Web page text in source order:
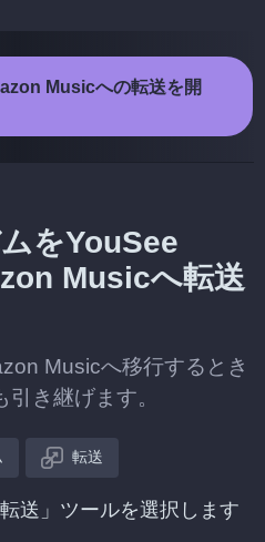
Musicへの転送を開
をYouSee
Musicへ転送
Musicへ移行するとき
き継げます。
転送
送」ツールを選択します